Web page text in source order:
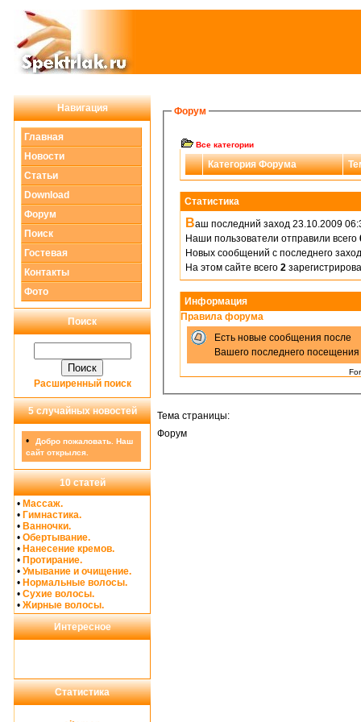
Навигация
Главная
Новости
Статьи
Download
Форум
Поиск
Гостевая
Контакты
Фото
Поиск
Расширенный поиск
5 случайных новостей
•
Добро пожаловать. Наш
сайт открылся.
10 статей
• Массаж.
• Гимнастика.
• Ванночки.
• Обертывание.
• Нанесение кремов.
• Протирание.
• Умывание и очищение.
• Нормальные волосы.
• Сухие волосы.
• Жирные волосы.
Интересное
Статистика
Форум
Все категории
Категория Форума
Статистика
Ваш последний заход 23.10.2009
Наши пользователи отправили всего
Новых сообщений с последнего
На этом сайте всего 2
Информация
Правила форума
Есть новые сообщения после
Вашего последнего посещения
Тема страницы:
Форум